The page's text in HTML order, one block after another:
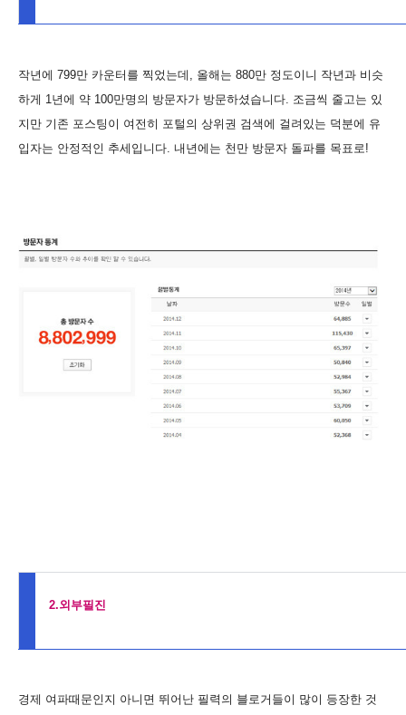
작년에 799만 카운터를 찍었는데, 올해는 880만 정도이니 작년과 비슷
하게 1년에 약 100만명의 방문자가 방문하셨습니다. 조금씩 줄고는 있
지만 기존 포스팅이 여전히 포털의 상위권 검색에 걸려있는 덕분에 유
입자는 안정적인 추세입니다. 내년에는 천만 방문자 돌파를 목표로!
2.외부필진
경제 여파때문인지 아니면 뛰어난 필력의 블로거들이 많이 등장한 것